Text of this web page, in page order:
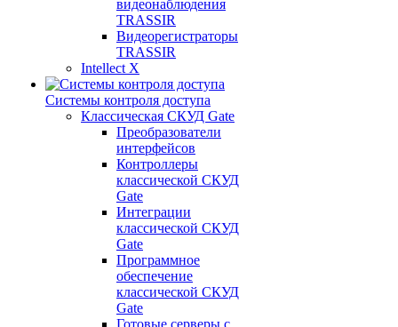
видеонаблюдения
TRASSIR
Видеорегистраторы
TRASSIR
Intellect X
Системы контроля доступа
Классическая СКУД Gate
Преобразователи
интерфейсов
Контроллеры
классической СКУД
Gate
Интеграции
классической СКУД
Gate
Программное
обеспечение
классической СКУД
Gate
Готовые серверы с